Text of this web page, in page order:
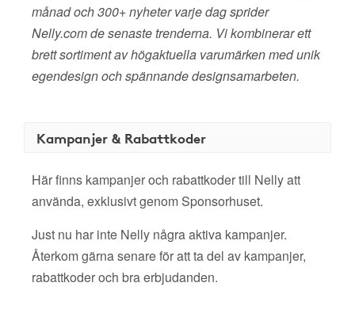
månad och 300+ nyheter varje dag sprider
Nelly.com de senaste trenderna. Vi kombinerar ett
brett sortiment av högaktuella varumärken med unik
egendesign och spännande designsamarbeten.
Kampanjer & Rabattkoder
Här finns kampanjer och rabattkoder till Nelly att
använda, exklusivt genom Sponsorhuset.
Just nu har inte Nelly några aktiva kampanjer.
Återkom gärna senare för att ta del av kampanjer,
rabattkoder och bra erbjudanden.